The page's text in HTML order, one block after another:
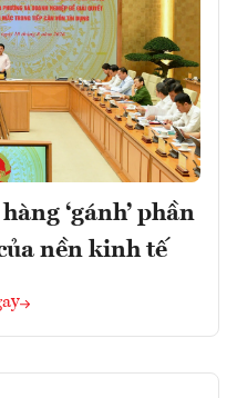
‘gánh’ phần
nền kinh tế